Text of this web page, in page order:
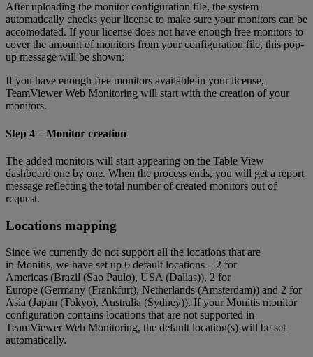
After uploading the monitor configuration file, the system
automatically checks your license to make sure your monitors can be
accomodated. If your license does not have enough free monitors to
cover the amount of monitors from your configuration file, this pop-
up message will be shown:
If you have enough free monitors available in your license,
TeamViewer Web Monitoring will start with the creation of your
monitors.
Step 4 – Monitor creation
The added monitors will start appearing on the Table View
dashboard one by one. When the process ends, you will get a report
message reflecting the total number of created monitors out of
request.
Locations mapping
Since we currently do not support all the locations that are
in Monitis, we have set up 6 default locations – 2 for
Americas (Brazil (Sao Paulo), USA (Dallas)), 2 for
Europe (Germany (Frankfurt), Netherlands (Amsterdam)) and 2 for
Asia (Japan (Tokyo), Australia (Sydney)). If your Monitis monitor
configuration contains locations that are not supported in
TeamViewer Web Monitoring, the default location(s) will be set
automatically.